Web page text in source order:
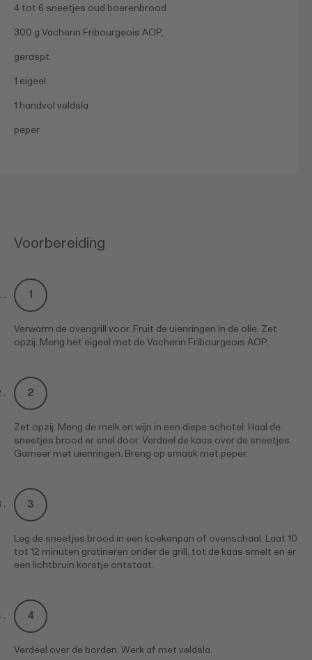
4 tot 6 sneetjes oud boerenbrood
300 g Vacherin Fribourgeois AOP,
geraspt
1 eigeel
1 handvol veldsla
peper
Voorbereiding
Verwarm de ovengrill voor. Fruit de uienringen in de olie. Zet
opzij. Meng het eigeel met de Vacherin Fribourgeois AOP.
Zet opzij. Meng de melk en wijn in een diepe schotel. Haal de
sneetjes brood er snel door. Verdeel de kaas over de sneetjes.
Garneer met uienringen. Breng op smaak met peper.
Leg de sneetjes brood in een koekenpan of ovenschaal. Laat 10
tot 12 minuten gratineren onder de grill, tot de kaas smelt en er
een lichtbruin korstje ontstaat.
Verdeel over de borden. Werk af met veldsla.